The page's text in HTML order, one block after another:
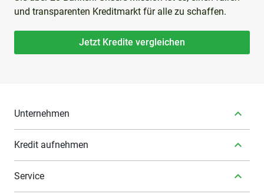
und transparenten Kreditmarkt für alle zu schaffen.
Jetzt Kredite vergleichen
Unternehmen
Kredit aufnehmen
Service